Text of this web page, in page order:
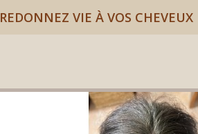
REDONNEZ VIE À VOS CHEVEUX